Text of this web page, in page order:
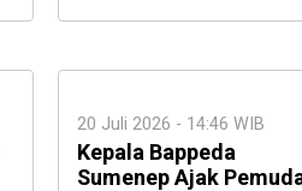
20 Juli 2026 - 14:46 WIB
Kepala Bappeda
Sumenep Ajak